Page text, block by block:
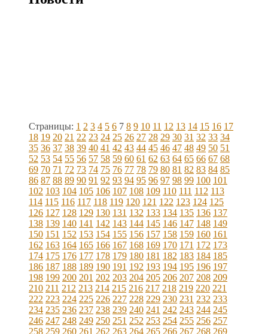
Страницы: 1 2 3 4 5 6 7 8 9 10 11 12 13 14 15 16 17
18 19 20 21 22 23 24 25 26 27 28 29 30 31 32 33 34
35 36 37 38 39 40 41 42 43 44 45 46 47 48 49 50 51
52 53 54 55 56 57 58 59 60 61 62 63 64 65 66 67 68
69 70 71 72 73 74 75 76 77 78 79 80 81 82 83 84 85
86 87 88 89 90 91 92 93 94 95 96 97 98 99 100 101
102 103 104 105 106 107 108 109 110 111 112 113
114 115 116 117 118 119 120 121 122 123 124 125
126 127 128 129 130 131 132 133 134 135 136 137
138 139 140 141 142 143 144 145 146 147 148 149
150 151 152 153 154 155 156 157 158 159 160 161
162 163 164 165 166 167 168 169 170 171 172 173
174 175 176 177 178 179 180 181 182 183 184 185
186 187 188 189 190 191 192 193 194 195 196 197
198 199 200 201 202 203 204 205 206 207 208 209
210 211 212 213 214 215 216 217 218 219 220 221
222 223 224 225 226 227 228 229 230 231 232 233
234 235 236 237 238 239 240 241 242 243 244 245
246 247 248 249 250 251 252 253 254 255 256 257
258 259 260 261 262 263 264 265 266 267 268 269